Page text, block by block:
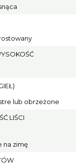
lub obrzeżone
LIŚCI
na zimę